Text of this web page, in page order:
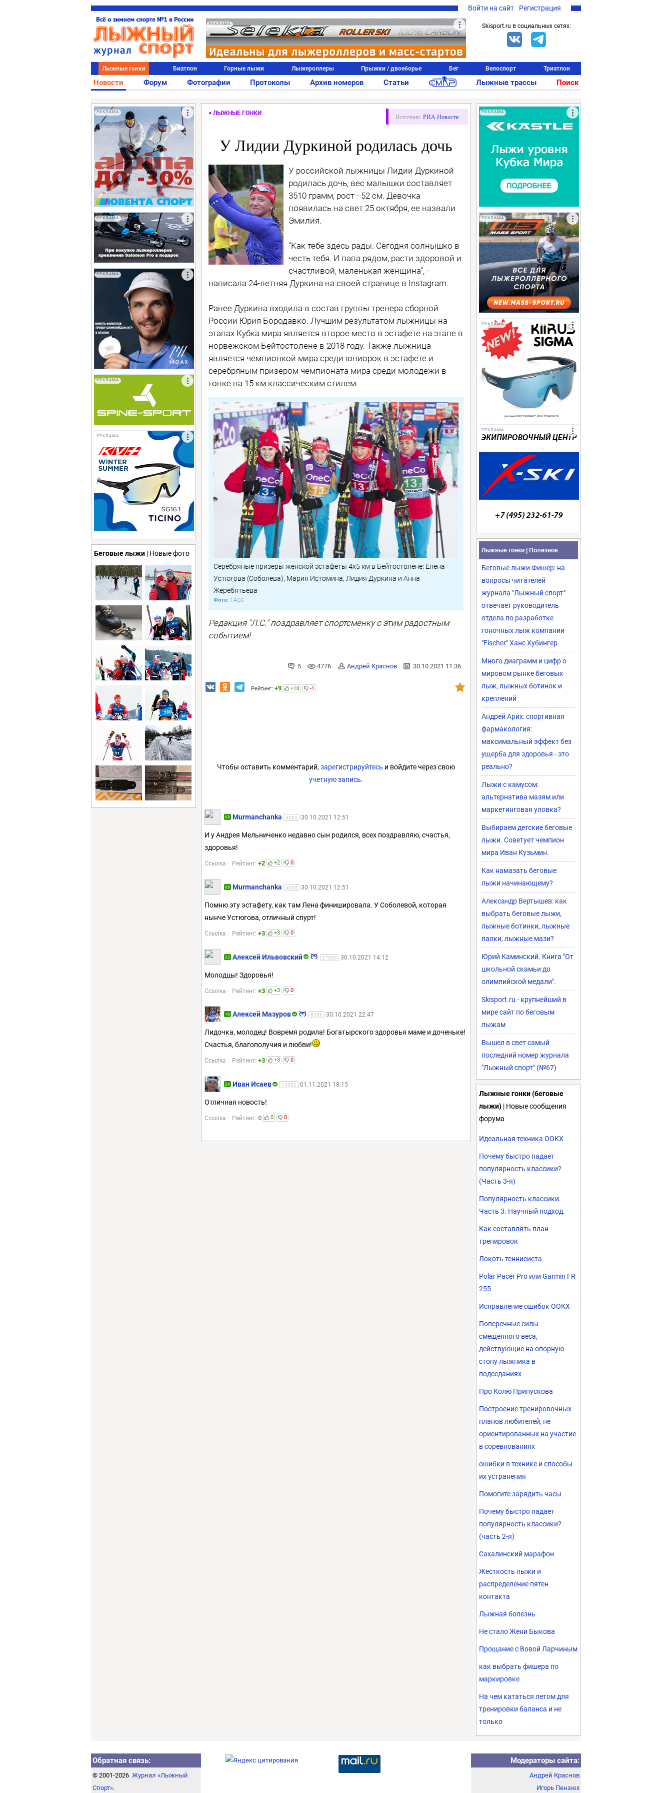
Войти на сайт Регистрация
РЕКЛАМА Skisport.ru в социальных сетях:
Лыжные гонки Биатлон Горные лыжи Лыжероллеры Прыжки / двоеборье Бег Велоспорт Триатлон
Новости Форум Фотографии Протоколы Архив номеров Статьи Лыжные трассы Поиск
РЕКЛАМА
РЕКЛАМА
РЕКЛАМА
РЕКЛАМА
РЕКЛАМА
Беговые лыжи | Новые фото
ЛЫЖНЫЕ ГОНКИ Источник: РИА Новости
У Лидии Дуркиной родилась дочь
У российской лыжницы Лидии Дуркиной
родилась дочь, вес малышки составляет
3510 грамм, рост - 52 см. Девочка
появилась на свет 25 октября, ее назвали
Эмилия.
"Как тебе здесь рады. Сегодня солнышко в
честь тебя. И папа рядом‍‍, расти здоровой и
счастливой, маленькая женщина", -
написала 24-летняя Дуркина на своей странице в Instagram.
Ранее Дуркина входила в состав группы тренера сборной
России Юрия Бородавко. Лучшим результатом лыжницы на
этапах Кубка мира является второе место в эстафете на этапе в
норвежском Бейтостолене в 2018 году. Также лыжница
является чемпионкой мира среди юниорок в эстафете и
серебряным призером чемпионата мира среди молодежи в
гонке на 15 км классическим стилем.
Серебряные призеры женской эстафеты 4х5 км в Бейтостолене: Елена
Устюгова (Соболева), Мария Истомина, Лидия Дуркина и Анна
Жеребятьева
ТАСС
Редакция "Л.С." поздравляет спортсменку с этим радостным
событием!
5 4776 Андрей Краснов 30.10.2021 11:36
Рейтинг: +9 +10 -1
Чтобы оставить комментарий,зарегистрируйтесь и войдите через свою
учетную запись.
08 Murmanchanka 4085 30.10.2021 12:51
И у Андрея Мельниченко недавно сын родился, всех поздравляю, счастья,
здоровья!
Ссылка Рейтинг: +2 +2 0
08 Murmanchanka 4085 30.10.2021 12:51
Помню эту эстафету, как там Лена финишировала. У Соболевой, которая
нынче Устюгова, отличный спурт!
Ссылка Рейтинг: +3 +3 0
23 Алексей Ильвовский 27885 30.10.2021 14:12
Молодцы! Здоровья!
Ссылка Рейтинг: +3 +3 0
18 Алексей Мазуров 5356 30.10.2021 22:47
Лидочка, молодец! Вовремя родила! Богатырского здоровья маме и доченьке!
Счастья, благополучия и любви!
Ссылка Рейтинг: +3 +3 0
24 Иван Исаев 13062 01.11.2021 18:15
Отличная новость!
Ссылка Рейтинг: 0 0 0
РЕКЛАМА
РЕКЛАМА
РЕКЛАМА
РЕКЛАМА
Лыжные гонки | Полезное
Беговые лыжи Фишер: на
вопросы читателей
журнала "Лыжный спорт"
отвечает руководитель
отдела по разработке
гоночных лыж компании
"Fischer" Ханс Хубингер
Много диаграмм и цифр о
мировом рынке беговых
лыж, лыжных ботинок и
креплений
Андрей Арих: спортивная
фармакология:
максимальный эффект без
ущерба для здоровья - это
реально?
Лыжи с камусом:
альтернатива мазям или
маркетинговая уловка?
Выбираем детские беговые
лыжи. Советует чемпион
мира Иван Кузьмин.
Как намазать беговые
лыжи начинающему?
Александр Вертышев: как
выбрать беговые лыжи,
лыжные ботинки, лыжные
палки, лыжные мази?
Юрий Каминский. Книга "От
школьной скамьи до
олимпийской медали".
Skisport.ru - крупнейший в
мире сайт по беговым
лыжам
Вышел в свет самый
последний номер журнала
"Лыжный спорт" (№67)
Лыжные гонки (беговые
лыжи) | Новые сообщения
форума
Идеальная техника ООКХ
Почему быстро падает
популярность классики?
(Часть 3-я)
Популярность классики.
Часть 3. Научный подход.
Как составлять план
тренировок
Локоть теннисиста
Polar Pacer Pro или Garmin FR
255
Исправление ошибок ООКХ
Поперечные силы
смещенного веса,
действующие на опорную
стопу лыжника в
подседаниях
Про Колю Припускова
Построение тренировочных
планов любителей, не
ориентированных на участие
в соревнованиях
ошибки в технике и способы
их устранения
Помогите зарядить часы
Почему быстро падает
популярность классики?
(часть 2-я)
Сахалинский марафон
Жесткость лыжи и
распределение пятен
контакта
Лыжная болезнь
Не стало Жени Быкова
Прощание с Вовой Ларчиным
как выбрать фишера по
маркировке
На чем кататься летом для
тренировки баланса и не
только
Обратная связь:
© 2001-2026 Журнал «Лыжный
Спорт».
Модераторы сайта:
Андрей Краснов
Игорь Пензюх